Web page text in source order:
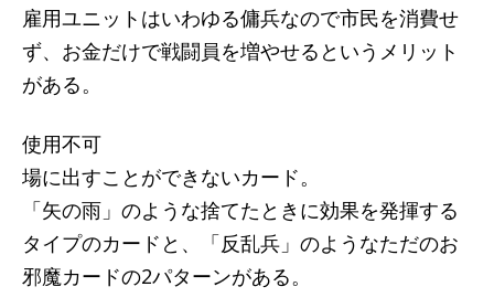
雇用ユニットはいわゆる傭兵なので市民を消費せ
ず、お金だけで戦闘員を増やせるというメリット
がある。
使用不可
場に出すことができないカード。
「矢の雨」のような捨てたときに効果を発揮する
タイプのカードと、「反乱兵」のようなただのお
邪魔カードの2パターンがある。